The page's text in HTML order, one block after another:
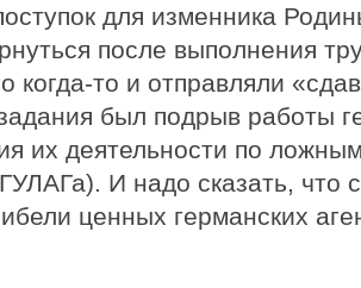
для изменника
после выполнения
когда-то и отправляли
был подрыв работы
их деятельности по
И надо сказать, что
ценных германских